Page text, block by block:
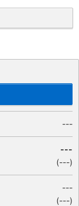
---
---
(---)
---
(---)